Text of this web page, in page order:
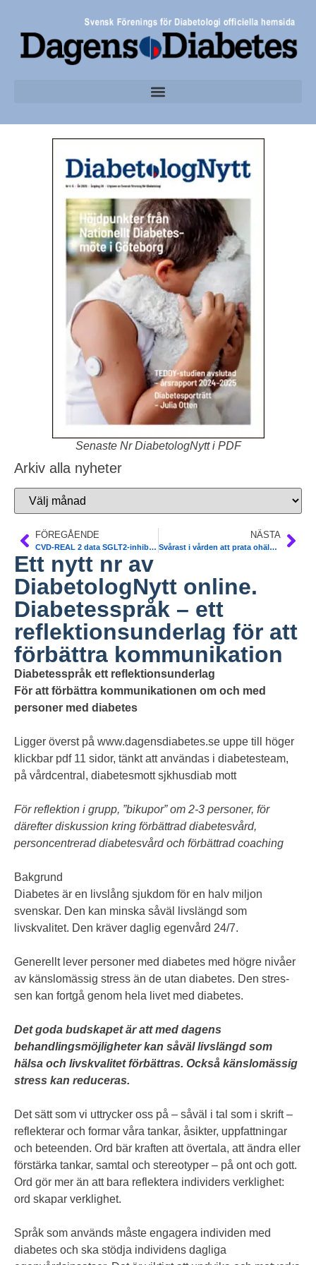
Senaste Nr DiabetologNytt i PDF
Arkiv alla nyheter
FÖREGÅENDE
CVD-REAL 2 data SGLT2-inhibitors 0,5 million T2DM patients. 49% lower cardiovascular death. J of Am College of Cardiology
NÄSTA
Svårast i vården att prata ohälsosamma matvanor, största riskfaktorn för ohälsa. Svenska Läkaresällskapet
Ett nytt nr av
DiabetologNytt online.
Diabetesspråk – ett
reflektionsunderlag för att
förbättra kommunikation
Diabetesspråk ett reflektionsunderlag
För att förbättra kommunikationen om och med
personer med diabetes
Ligger överst på www.dagensdiabetes.se uppe till höger
klickbar pdf 11 sidor, tänkt att användas i diabetesteam,
på vårdcentral, diabetesmott sjkhusdiab mott
För reflektion i grupp, ”bikupor” om 2-3 personer, för
därefter diskussion kring förbättrad diabetesvård,
personcentrerad diabetesvård och förbättrad coaching
Bakgrund
Diabetes är en livslång sjukdom för en halv miljon
svenskar. Den kan minska såväl livslängd som
livskvalitet. Den kräver daglig egenvård 24/7.
Generellt lever personer med diabetes med högre nivåer
av känslomässig stress än de utan diabetes. Den stres-
sen kan fortgå genom hela livet med diabetes.
Det goda budskapet är att med dagens
behandlingsmöjligheter kan såväl livslängd som
hälsa och livskvalitet förbättras. Också känslomässig
stress kan reduceras.
Det sätt som vi uttrycker oss på – såväl i tal som i skrift –
reflekterar och formar våra tankar, åsikter, uppfattningar
och beteenden. Ord bär kraften att övertala, att ändra eller
förstärka tankar, samtal och stereotyper – på ont och gott.
Ord gör mer än att bara reflektera individers verklighet:
ord skapar verklighet.
Språk som används måste engagera individen med
diabetes och ska stödja individens dagliga